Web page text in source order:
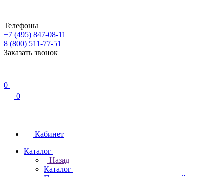
Телефоны
+7 (495) 847-08-11
8 (800) 511-77-51
Заказать звонок
0
0
Кабинет
Каталог
Назад
Каталог